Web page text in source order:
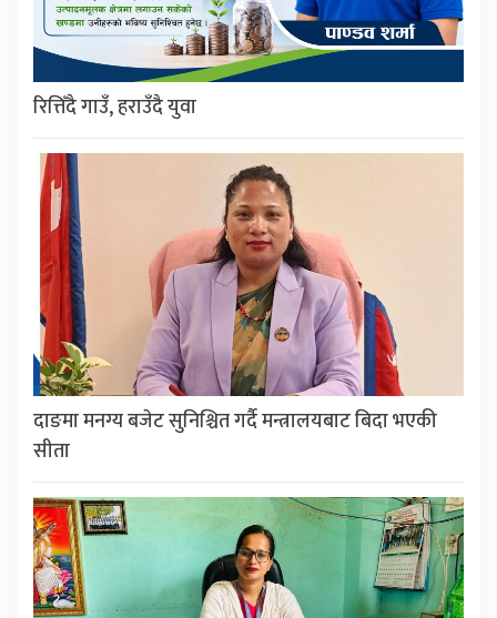
रित्तिँदै गाउँ, हराउँदै युवा
दाङमा मनग्य बजेट सुनिश्चित गर्दै मन्त्रालयबाट बिदा भएकी
सीता